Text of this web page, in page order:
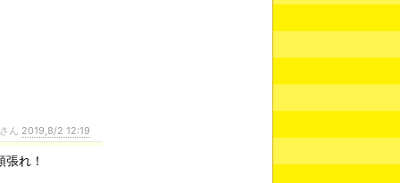
ん 2019,8/2 12:19
れ！